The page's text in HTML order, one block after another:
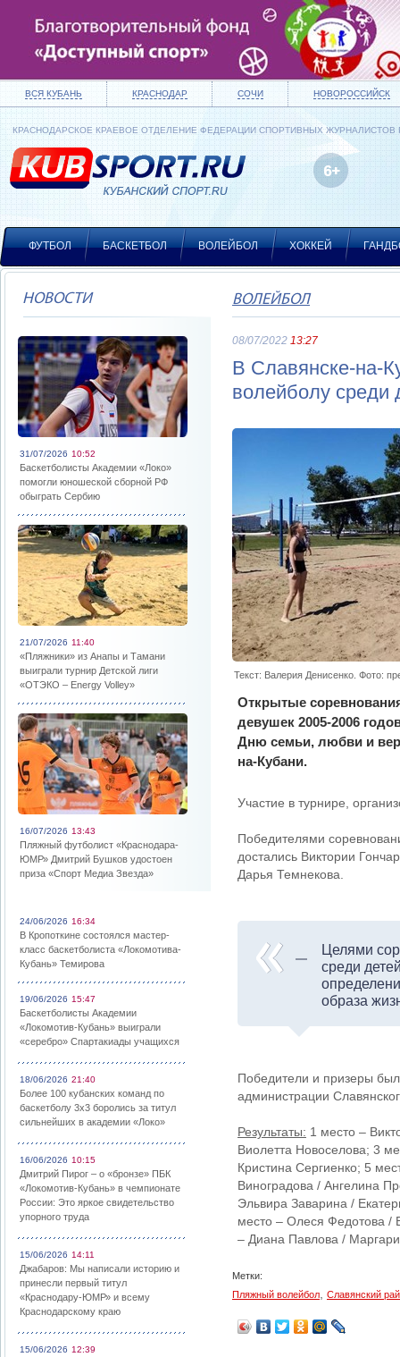
ВСЯ КУБАНЬ КРАСНОДАР СОЧИ НОВОРОССИЙСК
КРАСНОДАРСКОЕ КРАЕВОЕ ОТДЕЛЕНИЕ ФЕДЕРАЦИИ СПОРТИВНЫХ ЖУРНАЛИСТОВ
ФУТБОЛ БАСКЕТБОЛ ВОЛЕЙБОЛ ХОККЕЙ
НОВОСТИ
31/07/2026 10:52
Баскетболисты Академии «Локо»
помогли юношеской сборной РФ
обыграть Сербию
21/07/2026 11:40
«Пляжники» из Анапы и Тамани
выиграли турнир Детской лиги
«ОТЭКО – Energy Volley»
16/07/2026 13:43
Пляжный футболист «Краснодара-
ЮМР» Дмитрий Бушков удостоен
приза «Спорт Медиа Звезда»
24/06/2026 16:34
В Кропоткине состоялся мастер-
класс баскетболиста «Локомотива-
Кубань» Темирова
19/06/2026 15:47
Баскетболисты Академии
«Локомотив-Кубань» выиграли
«серебро» Спартакиады учащихся
18/06/2026 21:40
Более 100 кубанских команд по
баскетболу 3х3 боролись за титул
сильнейших в академии «Локо»
16/06/2026 10:15
Дмитрий Пирог – о «бронзе» ПБК
«Локомотив-Кубань» в чемпионате
России: Это яркое свидетельство
упорного труда
15/06/2026 14:11
Джабаров: Мы написали историю и
принесли первый титул
«Краснодару-ЮМР» и всему
Краснодарскому краю
15/06/2026 12:39
ВОЛЕЙБОЛ
08/07/2022 13:27
В Славянске-на-
волейболу среди
Текст: Валерия Денисенко. Фото:
Открытые
девушек 2005-2006
Дню семьи, любви и
на-Кубани.
Участие в турнире,
Победителями
достались Виктории
Дарья Темнекова.
Целями
среди
образа
Победители и призеры
администрации
Результаты: 1 место –
Виолетта Новоселова; 3
Кристина Сергиенко; 5
Виноградова / Ангелина
Эльвира Заварина /
место – Олеся Федотова /
– Диана Павлова /
Метки:
Пляжный волейбол
Славянский